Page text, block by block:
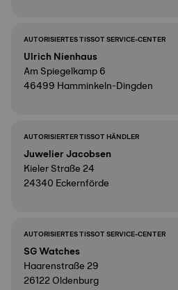
AUTORISIERTES TISSOT SERVICE-CENTER
Ulrich Nienhaus
Am Spiegelkamp 6
46499 Hamminkeln-Dingden
AUTORISIERTER TISSOT HÄNDLER
Juwelier Jacobsen
Kieler Straße 24
24340 Eckernförde
AUTORISIERTES TISSOT SERVICE-CENTER
SG Watches
Haarenstraße 29
26122 Oldenburg